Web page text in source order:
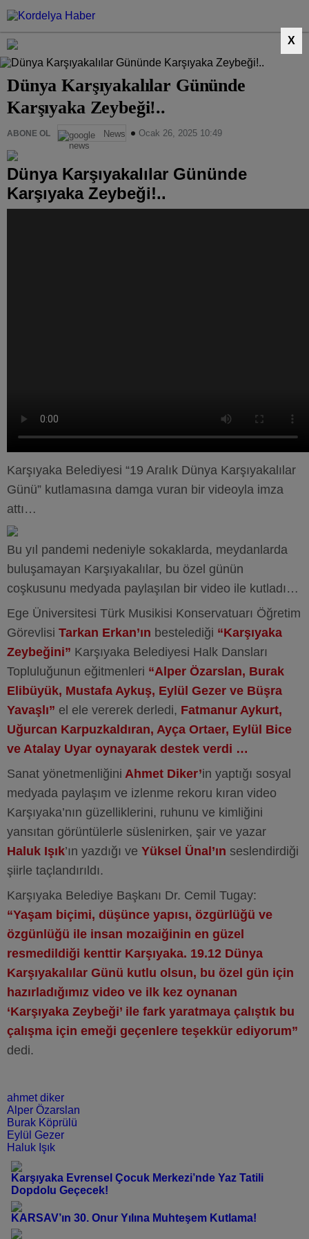
X
Dünya Karşıyakalılar Gününde
Karşıyaka Zeybeği!..
ABONE OL News Ocak 26, 2025 10:49
Dünya Karşıyakalılar Gününde
Karşıyaka Zeybeği!..
Karşıyaka Belediyesi “19 Aralık Dünya Karşıyakalılar
Günü” kutlamasına damga vuran bir videoyla imza
attı…
Bu yıl pandemi nedeniyle sokaklarda, meydanlarda
buluşamayan Karşıyakalılar, bu özel günün
coşkusunu medyada paylaşılan bir video ile kutladı…
Ege Üniversitesi Türk Musikisi Konservatuarı Öğretim
Görevlisi Tarkan Erkan’ın bestelediği “Karşıyaka
Zeybeğini” Karşıyaka Belediyesi Halk Dansları
Topluluğunun eğitmenleri “Alper Özarslan, Burak
Elibüyük, Mustafa Aykuş, Eylül Gezer ve Büşra
Yavaşlı” el ele vererek derledi, Fatmanur Aykurt,
Uğurcan Karpuzkaldıran, Ayça Ortaer, Eylül Bice
ve Atalay Uyar oynayarak destek verdi …
Sanat yönetmenliğini Ahmet Diker’in yaptığı sosyal
medyada paylaşım ve izlenme rekoru kıran video
Karşıyaka’nın güzelliklerini, ruhunu ve kimliğini
yansıtan görüntülerle süslenirken, şair ve yazar
Haluk Işık’ın yazdığı ve Yüksel Ünal’ın seslendirdiği
şiirle taçlandırıldı.
Karşıyaka Belediye Başkanı Dr. Cemil Tugay:
“Yaşam biçimi, düşünce yapısı, özgürlüğü ve
özgünlüğü ile insan mozaiğinin en güzel
resmedildiği kenttir Karşıyaka. 19.12 Dünya
Karşıyakalılar Günü kutlu olsun, bu özel gün için
hazırladığımız video ve ilk kez oynanan
‘Karşıyaka Zeybeği’ ile fark yaratmaya çalıştık bu
çalışma için emeği geçenlere teşekkür ediyorum”
dedi.
ahmet diker
Alper Özarslan
Burak Köprülü
Eylül Gezer
Haluk Işık
Karşıyaka Evrensel Çocuk Merkezi’nde Yaz Tatili
Dopdolu Geçecek!
KARSAV’ın 30. Onur Yılına Muhteşem Kutlama!